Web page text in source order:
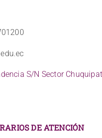
S/N Sector
DE ATENCIÓN